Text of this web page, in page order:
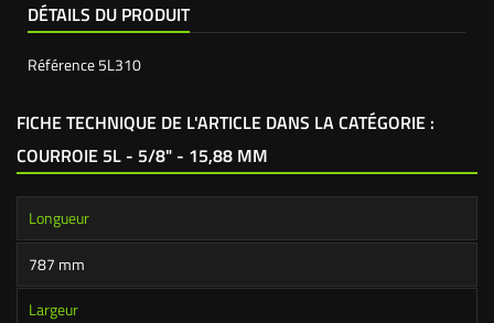
DÉTAILS DU PRODUIT
Référence5L310
FICHE TECHNIQUE DE L'ARTICLE DANS LA CATÉGORIE :
COURROIE 5L - 5/8" - 15,88 MM
Longueur
787 mm
Largeur